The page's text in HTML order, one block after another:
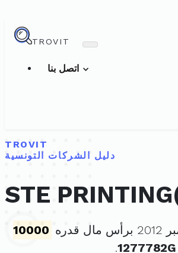
TROVIT
TROVIT
دليل الشركات التونسية
STE
10000
1277782G
.